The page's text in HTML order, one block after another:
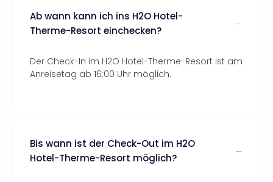
Ab wann kann ich ins H2O Hotel-
Therme-Resort einchecken?
Der Check-In im H2O Hotel-Therme-Resort ist am
Anreisetag ab 16:00 Uhr möglich.
Bis wann ist der Check-Out im H2O
Hotel-Therme-Resort möglich?